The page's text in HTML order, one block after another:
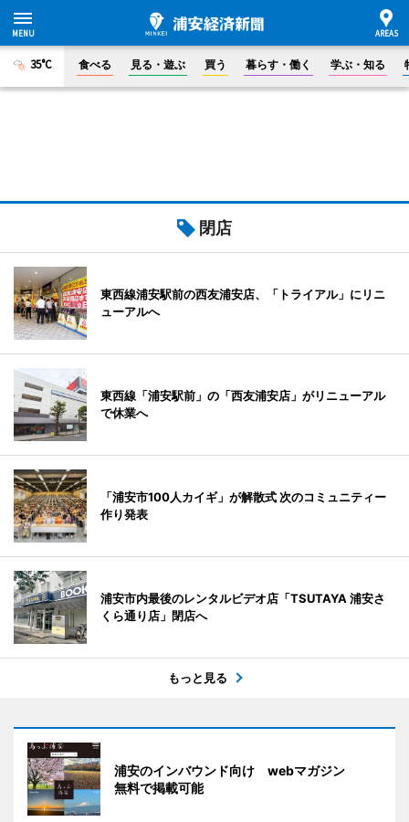
35°C 食べる 見る・遊ぶ 買う 暮らす・働く 学ぶ・知る
閉店
東西線浦安駅前の西友浦安店、「トライアル」にリニ
ューアルへ
東西線「浦安駅前」の「西友浦安店」がリニューアル
で休業へ
「浦安市100人カイギ」が解散式 次のコミュニティー
作り発表
浦安市内最後のレンタルビデオ店「TSUTAYA 浦安さ
くら通り店」閉店へ
もっと見る
浦安のインバウンド向け webマガジン
無料で掲載可能